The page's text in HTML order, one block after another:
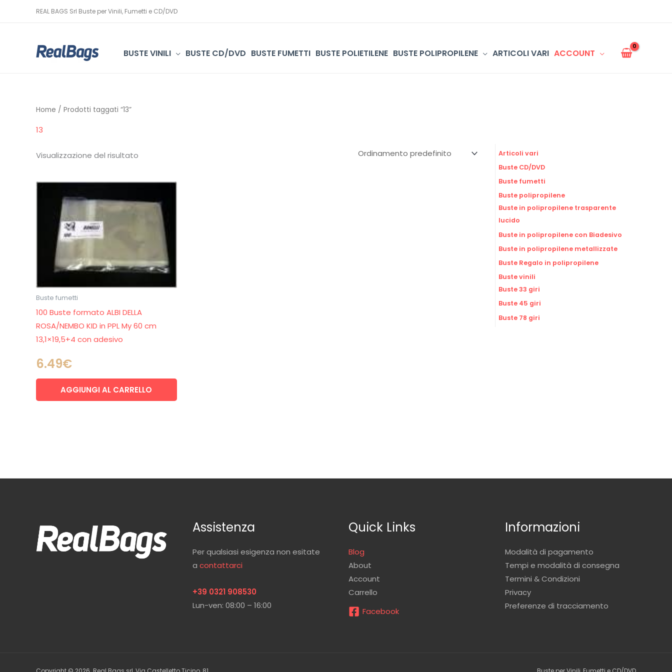
REAL BAGS Srl Buste per Vinili, Fumetti e CD/DVD
BUSTE VINILI BUSTE CD/DVD BUSTE FUMETTI BUSTE POLIETILENE BUSTE POLIPROPILENE ARTICOLI VARI ACCOUNT
Home / Prodotti taggati “13”
13
Visualizzazione del risultato
Buste fumetti
100 Buste formato ALBI DELLA
ROSA/NEMBO KID in PPL My 60 cm
13,1×19,5+4 con adesivo
6.49€
AGGIUNGI AL CARRELLO
Articoli vari
Buste CD/DVD
Buste fumetti
Buste polipropilene
Buste in polipropilene trasparente
lucido
Buste in polipropilene con Biadesivo
Buste in polipropilene metallizzate
Buste Regalo in polipropilene
Buste vinili
Buste 33 giri
Buste 45 giri
Buste 78 giri
Assistenza
Per qualsiasi esigenza non esitate
a contattarci
+39 0321 908530
Lun-ven: 08:00 – 16:00
Quick Links
Blog
About
Account
Carrello
Facebook
Informazioni
Modalità di pagamento
Tempi e modalità di consegna
Termini & Condizioni
Privacy
Preferenze di tracciamento